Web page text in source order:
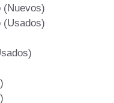
(Nuevos)
(Usados)